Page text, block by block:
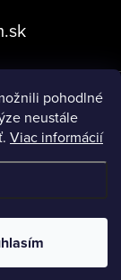
pohodlné
neustále
Viac informácií